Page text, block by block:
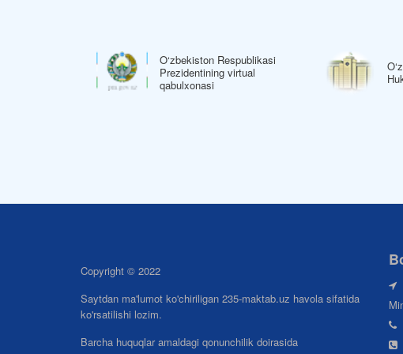
O‘zbekiston Respublikasi
Prezidentining virtual
qabulxonasi
Copyright © 2022
Saytdan ma'lumot ko'chiriligan 235-maktab.uz havola sifatida
ko'rsatilishi lozim.
Barcha huquqlar amaldagi qonunchilik doirasida